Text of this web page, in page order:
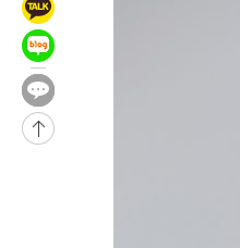
-15578초 전 >
-15537초 전 >
-15199초 전 >
"韓 외환시장 개입 관
-15026초 전 >
'월드컵 탈락 후폭풍
-14866초 전 >
서울 낮 37.9도, 올
[속보]종합특검, 대
[속보]코스닥, 800p
[속보]코스피,